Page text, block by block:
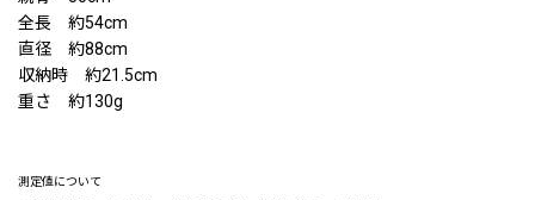
全長 約54cm
直径 約88cm
収納時 約21.5cm
重さ 約130g
測定値について